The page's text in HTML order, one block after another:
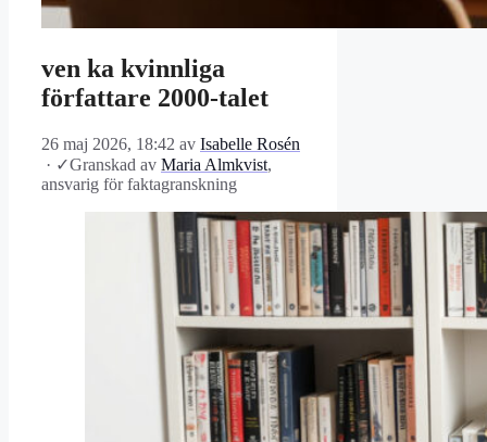
ven ka kvinnliga
författare 2000-talet
26 maj 2026, 18:42 av Isabelle Rosén
· ✓Granskad av Maria Almkvist,
ansvarig för faktagranskning